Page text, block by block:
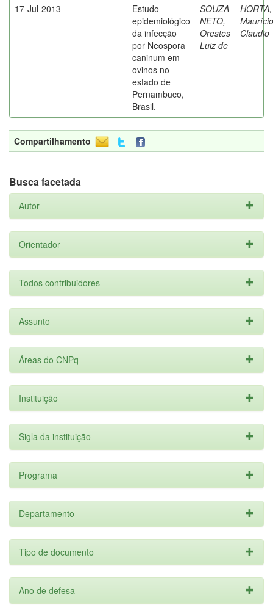
17-Jul-2013
Estudo
epidemiológico
da infecção
por Neospora
caninum em
ovinos no
estado de
Pernambuco,
Brasil.
SOUZA
NETO,
Orestes
Luiz de
HORTA,
Maurício
Claudio
Compartilhamento
Busca facetada
Autor
Orientador
Todos contribuidores
Assunto
Áreas do CNPq
Instituição
Sigla da instituição
Programa
Departamento
Tipo de documento
Ano de defesa